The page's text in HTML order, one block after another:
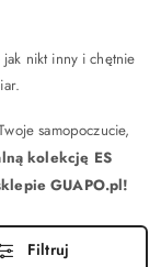
jak nikt inny i chętnie
samopoczucie,
kolekcję ES
GUAPO.pl!
Filtruj